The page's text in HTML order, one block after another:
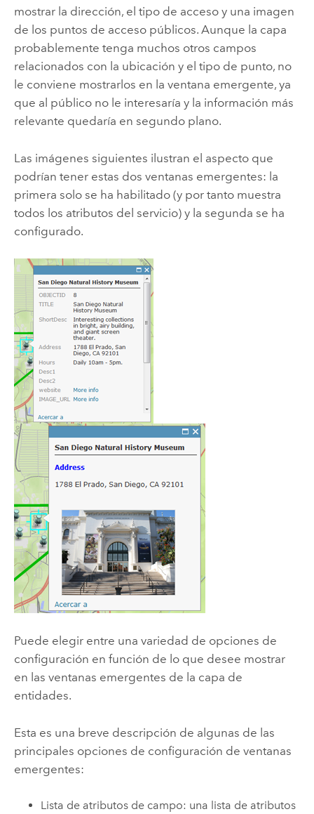
mostrar la dirección, el tipo de acceso y una imagen
de los puntos de acceso públicos. Aunque la capa
probablemente tenga muchos otros campos
relacionados con la ubicación y el tipo de punto, no
le conviene mostrarlos en la ventana emergente, ya
que al público no le interesaría y la información más
relevante quedaría en segundo plano.
Las imágenes siguientes ilustran el aspecto que
podrían tener estas dos ventanas emergentes: la
primera solo se ha habilitado (y por tanto muestra
todos los atributos del servicio) y la segunda se ha
configurado.
Puede elegir entre una variedad de opciones de
configuración en función de lo que desee mostrar
en las ventanas emergentes de la capa de
entidades.
Esta es una breve descripción de algunas de las
principales opciones de configuración de ventanas
emergentes:
Lista de atributos de campo: una lista de atributos